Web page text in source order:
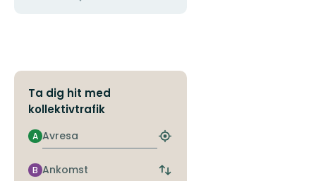
Ta dig hit med
kollektivtrafik
Avresa
A
Hitta
hållplats
Ankomst
B
Byt